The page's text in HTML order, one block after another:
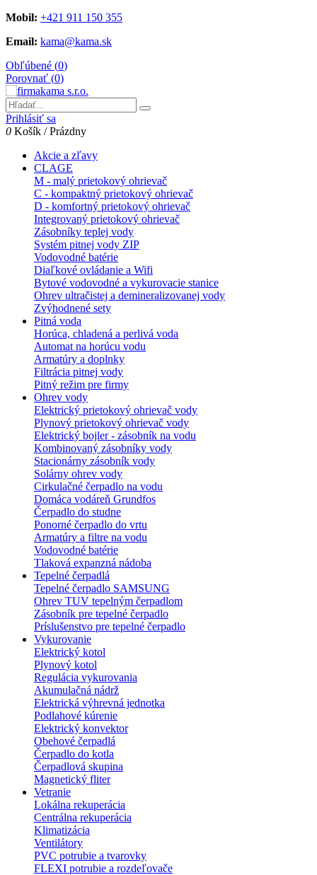
Mobil: +421 911 150 355
Email: kama@kama.sk
Obľúbené (0)
Porovnať (0)
Prihlásiť sa
0 Košík /Prázdny
Akcie a zľavy
CLAGE
M - malý prietokový ohrievač
C - kompaktný prietokový ohrievač
D - komfortný prietokový ohrievač
Integrovaný prietokový ohrievač
Zásobníky teplej vody
Systém pitnej vody ZIP
Vodovodné batérie
Diaľkové ovládanie a Wifi
Bytové vodovodné a vykurovacie stanice
Ohrev ultračistej a demineralizovanej vody
Zvýhodnené sety
Pitná voda
Horúca, chladená a perlivá voda
Automat na horúcu vodu
Armatúry a doplnky
Filtrácia pitnej vody
Pitný režim pre firmy
Ohrev vody
Elektrický prietokový ohrievač vody
Plynový prietokový ohrievač vody
Elektrický bojler - zásobník na vodu
Kombinovaný zásobníky vody
Stacionárny zásobník vody
Solárny ohrev vody
Cirkulačné čerpadlo na vodu
Domáca vodáreň Grundfos
Čerpadlo do studne
Ponorné čerpadlo do vrtu
Armatúry a filtre na vodu
Vodovodné batérie
Tlaková expanzná nádoba
Tepelné čerpadlá
Tepelné čerpadlo SAMSUNG
Ohrev TUV tepelným čerpadlom
Zásobník pre tepelné čerpadlo
Príslušenstvo pre tepelné čerpadlo
Vykurovanie
Elektrický kotol
Plynový kotol
Regulácia vykurovania
Akumulačná nádrž
Elektrická výhrevná jednotka
Podlahové kúrenie
Elektrický konvektor
Obehové čerpadlá
Čerpadlo do kotla
Čerpadlová skupina
Magnetický fliter
Vetranie
Lokálna rekuperácia
Centrálna rekuperácia
Klimatizácia
Ventilátory
PVC potrubie a tvarovky
FLEXI potrubie a rozdeľovače